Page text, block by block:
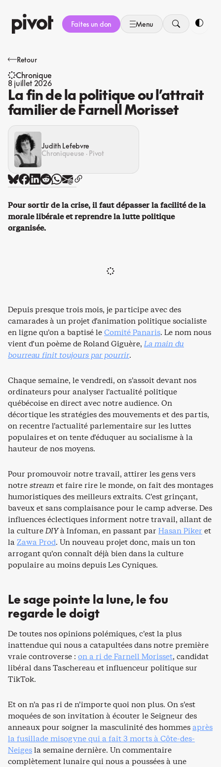
au
contenu
Faites un don Menu
Retour
Chronique
8 juillet 2026
La fin de la politique ou l’attrait
familier de Farnell Morisset
Judith Lefebvre
Chroniqueuse · Pivot
Pour sortir de la crise, il faut dépasser la facilité de la
morale libérale et reprendre la lutte politique
organisée.
Depuis presque trois mois, je participe avec des
camarades à un projet d’animation politique socialiste
en ligne qu’on a baptisé leComité Panaris. Le nom nous
vient d’un poème de Roland Giguère, La main du
bourreau finit toujours par pourrir.
Chaque semaine, le vendredi, on s’assoit devant nos
ordinateurs pour analyser l’actualité politique
québécoise en direct avec notre audience. On
décortique les stratégies des mouvements et des partis,
on recentre l’actualité parlementaire sur les luttes
populaires et on tente d’éduquer au socialisme à la
hauteur de nos moyens.
Pour promouvoir notre travail, attirer les gens vers
notrestream et faire rire le monde, on fait des montages
humoristiques des meilleurs extraits. C’est grinçant,
baveux et sans complaisance pour le camp adverse. Des
influences éclectiques informent notre travail, allant de
la cultureDIYà Infoman, en passant par Hasan Piker et
laZawa Prod. Un nouveau projet donc, mais un ton
arrogant qu’on connaît déjà bien dans la culture
populaire au moins depuis Les Cyniques.
Le sage pointe la lune, le fou
regarde le doigt
De toutes nos opinions polémiques, c’est la plus
inattendue qui nous a catapultées dans notre première
vraie controverse : on a ri de Farnell Morisset, candidat
libéral dans Taschereau et influenceur politique sur
TikTok.
Et on n’a pas ri de n’importe quoi non plus. On s’est
moquées de son invitation à écouter le Seigneur des
anneaux pour soigner la masculinité des hommesaprès
la fusillade misogyne qui a fait 3 morts à Côte-des-
Neigesla semaine dernière. Un commentaire
complètement lunaire qui nous a poussées à une